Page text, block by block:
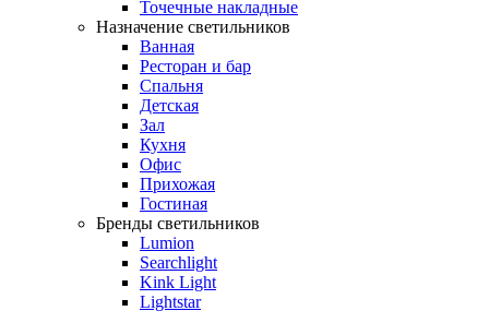
Точечные накладные
Назначение светильников
Ванная
Ресторан и бар
Спальня
Детская
Зал
Кухня
Офис
Прихожая
Гостиная
Бренды светильников
Lumion
Searchlight
Kink Light
Lightstar